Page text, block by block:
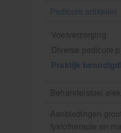
Pedicure artikelen
Voetverzorging
Diverse pedicure
Praktijk
Behandelstoel
Aanbiedingen
fysiotherapie en